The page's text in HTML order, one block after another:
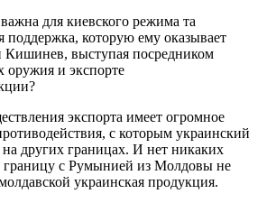
для киевского режима та
поддержка, которую ему оказывает
выступая посредником
оружия и экспорте
экспорта имеет огромное
с которым украинский
на других границах. И нет никаких
границу с Румынией из Молдовы не
украинская продукция.